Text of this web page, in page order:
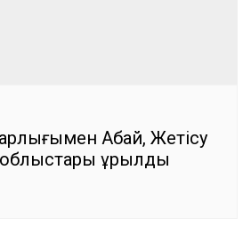
Абай, Жетісу
құрылды